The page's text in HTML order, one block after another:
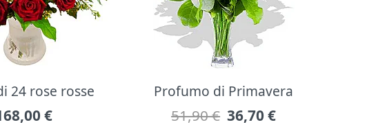
24 rose rosse
€
Profumo di Primavera
51,90 € 36,70 €